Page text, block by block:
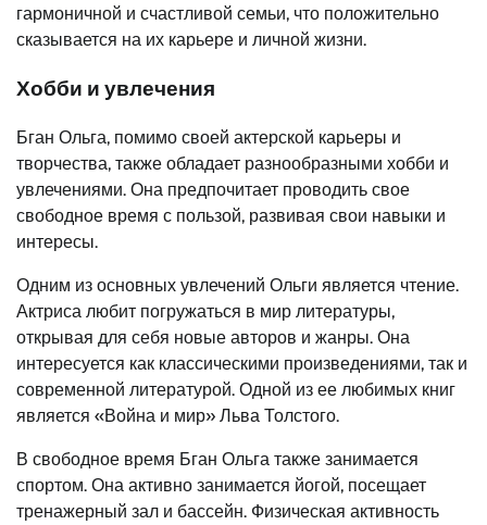
гармоничной и счастливой семьи, что положительно
сказывается на их карьере и личной жизни.
Хобби и увлечения
Бган Ольга, помимо своей актерской карьеры и
творчества, также обладает разнообразными хобби и
увлечениями. Она предпочитает проводить свое
свободное время с пользой, развивая свои навыки и
интересы.
Одним из основных увлечений Ольги является чтение.
Актриса любит погружаться в мир литературы,
открывая для себя новые авторов и жанры. Она
интересуется как классическими произведениями, так и
современной литературой. Одной из ее любимых книг
является «Война и мир» Льва Толстого.
В свободное время Бган Ольга также занимается
спортом. Она активно занимается йогой, посещает
тренажерный зал и бассейн. Физическая активность